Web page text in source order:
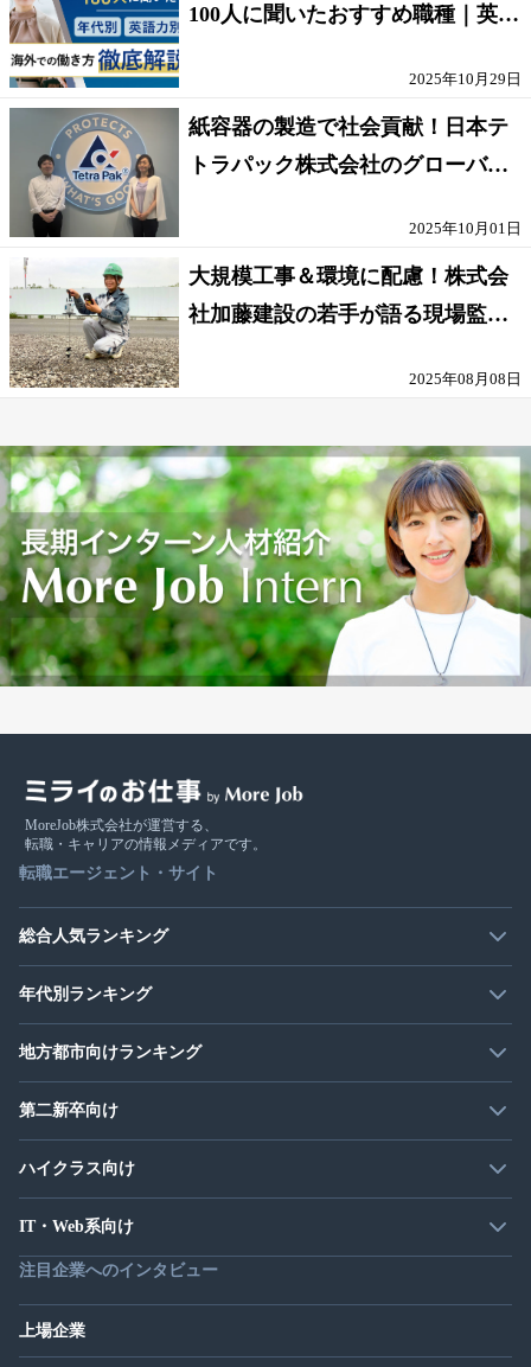
100人に聞いたおすすめ職種｜英語
2025年10月29日
紙容器の製造で社会貢献！日本テ
トラパック株式会社のグローバル
2025年10月01日
大規模工事＆環境に配慮！株式会
社加藤建設の若手が語る現場監督
2025年08月08日
MoreJob株式会社が運営する、
転職・キャリアの情報メディアです。
転職エージェント・サイト
総合人気ランキング
年代別ランキング
地方都市向けランキング
第二新卒向け
ハイクラス向け
IT・Web系向け
注目企業へのインタビュー
上場企業